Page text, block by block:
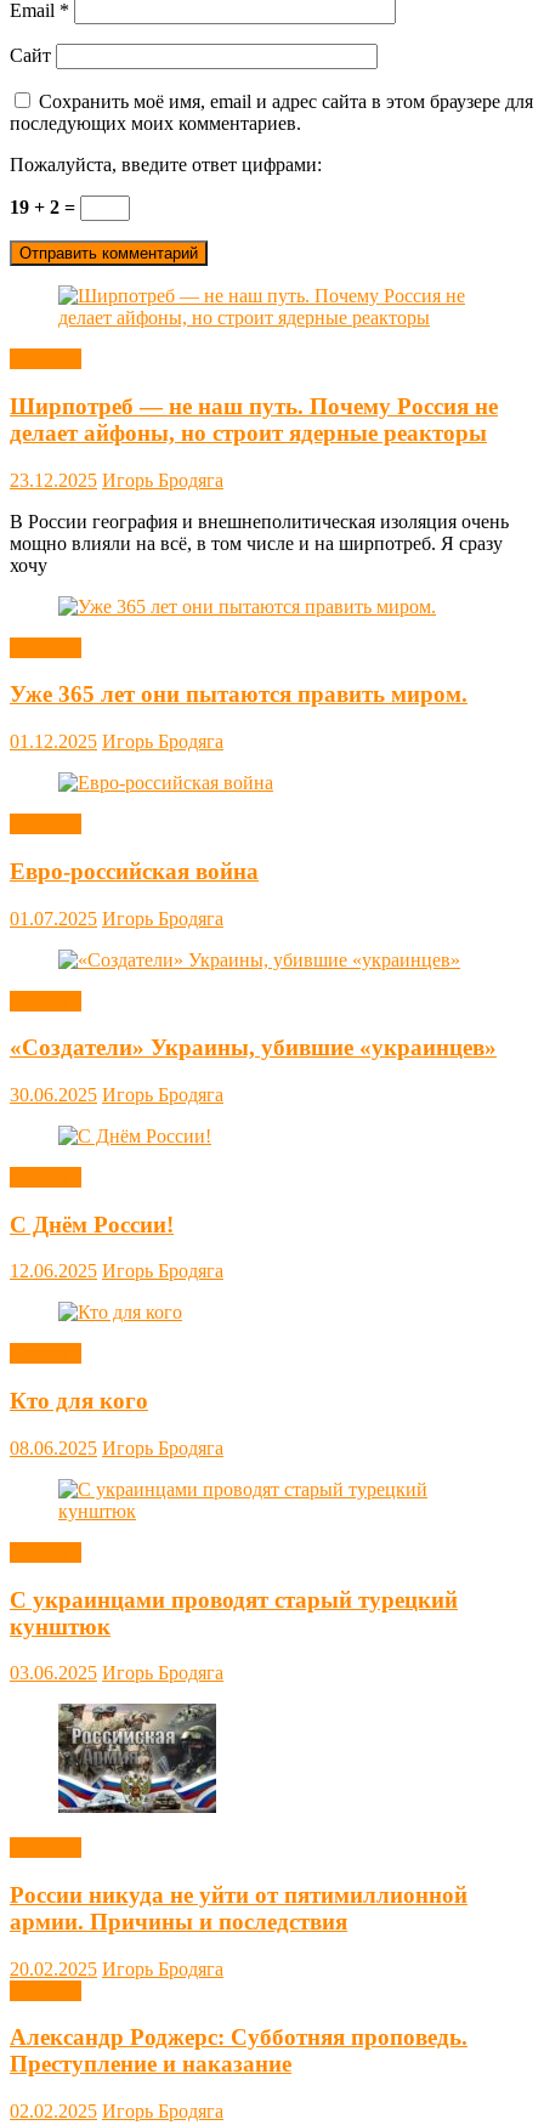
Email *
Сайт
Сохранить моё имя, email и адрес сайта в этом браузере для
последующих моих комментариев.
Пожалуйста, введите ответ цифрами:
19 + 2 =
Ширпотреб — не наш путь. Почему Россия не
делает айфоны, но строит ядерные реакторы
23.12.2025 Игорь Бродяга
В России география и внешнеполитическая изоляция очень
мощно влияли на всё, в том числе и на ширпотреб. Я сразу
хочу
Уже 365 лет они пытаются править миром.
01.12.2025 Игорь Бродяга
Евро-российская война
01.07.2025 Игорь Бродяга
«Создатели» Украины, убившие «украинцев»
30.06.2025 Игорь Бродяга
С Днём России!
12.06.2025 Игорь Бродяга
Кто для кого
08.06.2025 Игорь Бродяга
С украинцами проводят старый турецкий
кунштюк
03.06.2025 Игорь Бродяга
России никуда не уйти от пятимиллионной
армии. Причины и последствия
20.02.2025 Игорь Бродяга
Александр Роджерс: Субботняя проповедь.
Преступление и наказание
02.02.2025 Игорь Бродяга